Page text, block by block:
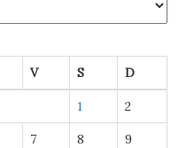
V S D
1 2
7 8 9